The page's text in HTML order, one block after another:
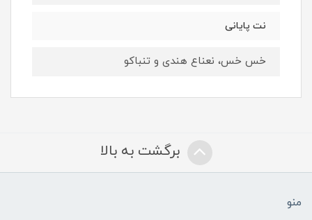
نت پایانی
خس خس، نعناع هندی و تنباکو
برگشت به بالا
منو